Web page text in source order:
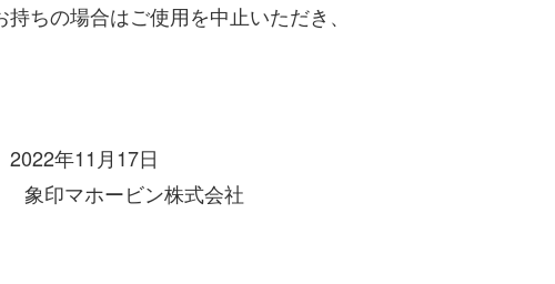
ちの場合はご使用を中止いただき、
日
会社